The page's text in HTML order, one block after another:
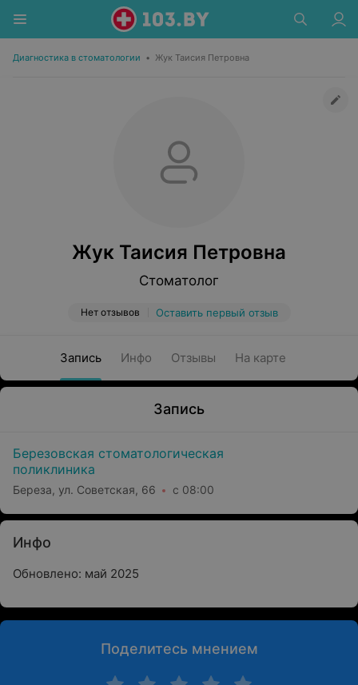
Диагностика в стоматологии • Жук Таисия Петровна
Жук Таисия Петровна
Стоматолог
Нет отзывов Оставить первый отзыв
Запись Инфо Отзывы На карте
Запись
Березовская стоматологическая
поликлиника
Береза, ул. Советская, 66 с 08:00
Инфо
Обновлено: май 2025
Поделитесь мнением